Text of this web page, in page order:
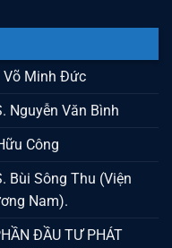
Võ Minh Đức
Nguyễn Văn Bình
Công
Bùi Sông Thu (Viện
Nam).
ĐẦU TƯ PHÁT